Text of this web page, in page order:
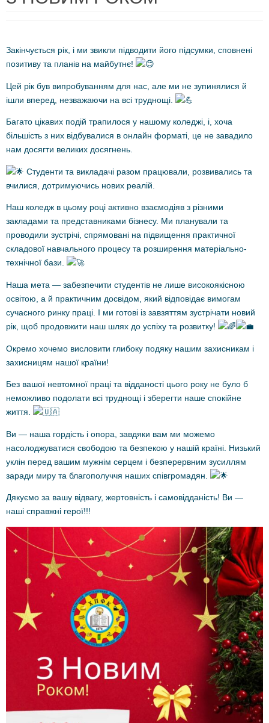
Закінчується рік, і ми звикли підводити його підсумки, сповнені
позитиву та планів на майбутнє!
Цей рік був випробуванням для нас, але ми не зупинялися й
ішли вперед, незважаючи на всі труднощі.
Багато цікавих подій трапилося у нашому коледжі, і, хоча
більшість з них відбувалися в онлайн форматі, це не завадило
нам досягти великих досягнень.
Студенти та викладачі разом працювали, розвивались та
вчилися, дотримуючись нових реалій.
Наш коледж в цьому році активно взаємодіяв з різними
закладами та представниками бізнесу. Ми планували та
проводили зустрічі, спрямовані на підвищення практичної
складової навчального процесу та розширення матеріально-
технічної бази.
Наша мета — забезпечити студентів не лише високоякісною
освітою, а й практичним досвідом, який відповідає вимогам
сучасного ринку праці. І ми готові із завзяттям зустрічати новий
рік, щоб продовжити наш шлях до успіху та розвитку!
Окремо хочемо висловити глибоку подяку нашим захисникам і
захисницям нашої країни!
Без вашої невтомної праці та відданості цього року не було б
неможливо подолати всі труднощі і зберегти наше спокійне
життя.
Ви — наша гордість і опора, завдяки вам ми можемо
насолоджуватися свободою та безпекою у нашій країні. Низький
уклін перед вашим мужнім серцем і безперервним зусиллям
заради миру та благополуччя наших співгромадян.
Дякуємо за вашу відвагу, жертовність і самовідданість! Ви —
наші справжні герої!!!